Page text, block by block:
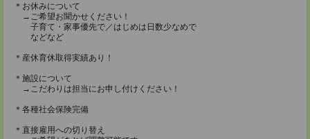
＊お休みについて
→ご希望お聞かせください！
子育て・家事優先で／はじめは日数少なめで
などなど
＊産休育休取得実績あり！
＊施設について
→こだわりは担当にお申し付けください！
＊各種社会保険完備
＊直接雇用への切り替え